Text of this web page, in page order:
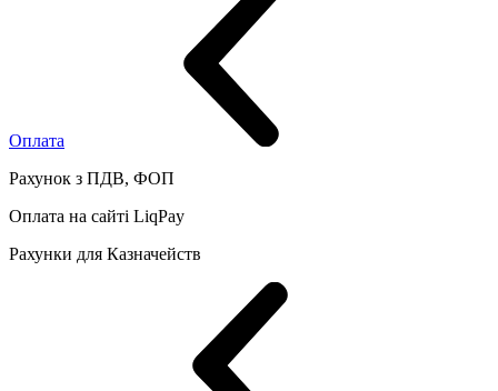
Оплата
Рахунок з ПДВ, ФОП
Оплата на сайті LiqPay
Рахунки для Казначейств